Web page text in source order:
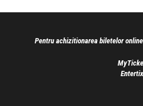
Pentru achizitionarea biletelor
Entertix